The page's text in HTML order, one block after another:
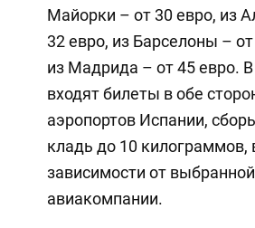
Майорки – от 30 евро, из
32 евро, из Барселоны –
из Мадрида – от 45 евро.
входят билеты в обе
аэропортов Испании,
кладь до 10 килограммов,
зависимости от выбранной
авиакомпании.